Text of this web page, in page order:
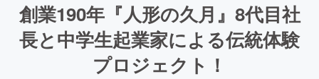
創業190年『人形の久月』8代目社
長と中学生起業家による伝統体験
プロジェクト！